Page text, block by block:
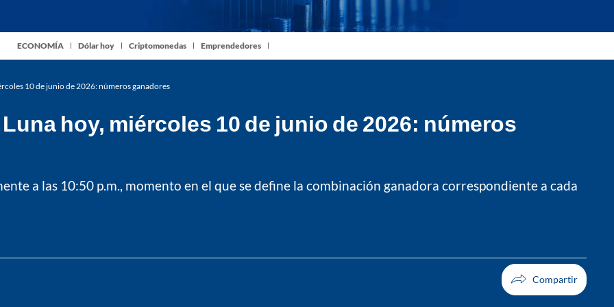
ECONOMÍA Dólar hoy Criptomonedas Emprendedores
10 de junio de 2026: números ganadores
hoy, miércoles 10 de junio de 2026: números
a las 10:50 p.m., momento en el que se define la combinación ganadora correspondiente a cada